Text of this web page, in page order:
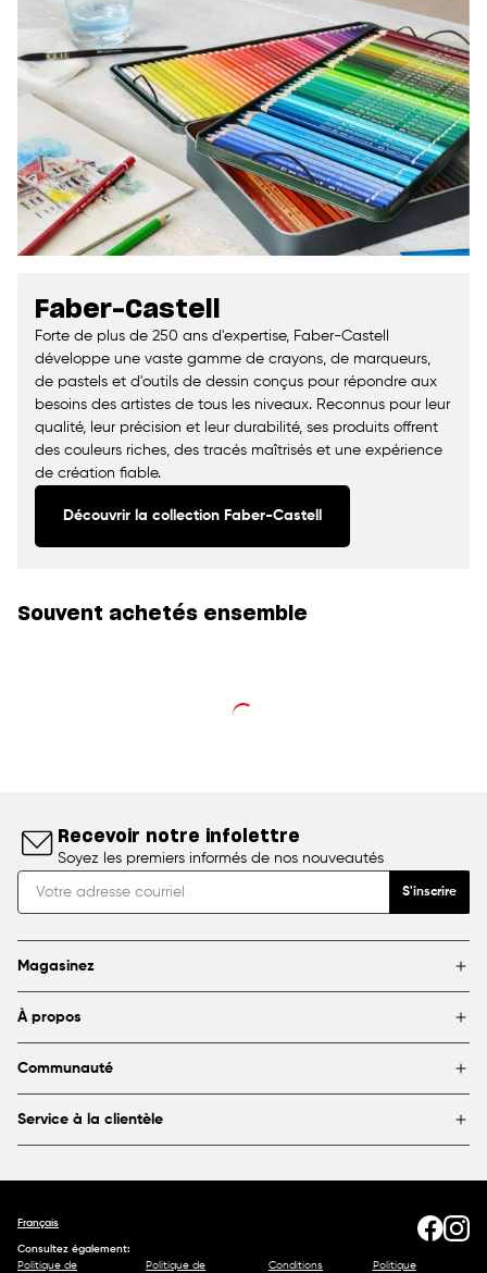
Faber-Castell
Forte de plus de 250 ans d'expertise, Faber-Castell
développe une vaste gamme de crayons, de marqueurs,
de pastels et d'outils de dessin conçus pour répondre aux
besoins des artistes de tous les niveaux. Reconnus pour leur
qualité, leur précision et leur durabilité, ses produits offrent
des couleurs riches, des tracés maîtrisés et une expérience
de création fiable.
Découvrir la collection Faber-Castell
Souvent achetés ensemble
Recevoir notre infolettre
Soyez les premiers informés de nos nouveautés
S'inscrire
Magasinez
Marques
Blogue
À propos
Magasins
Partenariats et commandites
Communauté
FAQ
Service à la clientèle
Français
Consultez également:
Politique de
Politique de Conditions Politique